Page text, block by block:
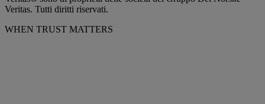
Veritas. Tutti diritti riservati.
WHEN TRUST MATTERS